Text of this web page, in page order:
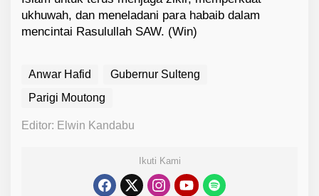
ukhuwah, dan meneladani para habaib dalam
mencintai Rasulullah SAW. (Win)
Anwar Hafid
Gubernur Sulteng
Parigi Moutong
Editor: Elwin Kandabu
Ikuti Kami